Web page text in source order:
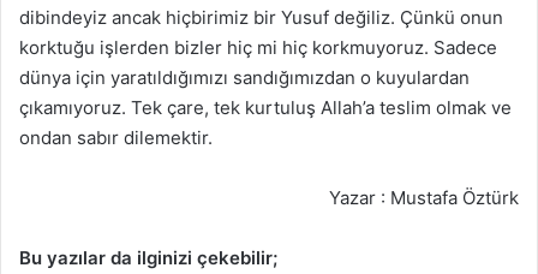
dibindeyiz ancak hiçbirimiz bir Yusuf değiliz. Çünkü onun
korktuğu işlerden bizler hiç mi hiç korkmuyoruz. Sadece
dünya için yaratıldığımızı sandığımızdan o kuyulardan
çıkamıyoruz. Tek çare, tek kurtuluş Allah’a teslim olmak ve
ondan sabır dilemektir.
Yazar : Mustafa Öztürk
Bu yazılar da ilginizi çekebilir;